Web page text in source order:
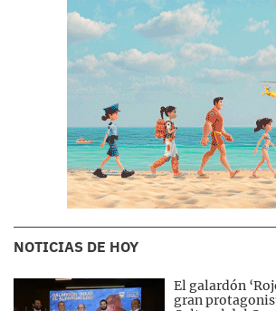
NOTICIAS DE HOY
El galardón
gran